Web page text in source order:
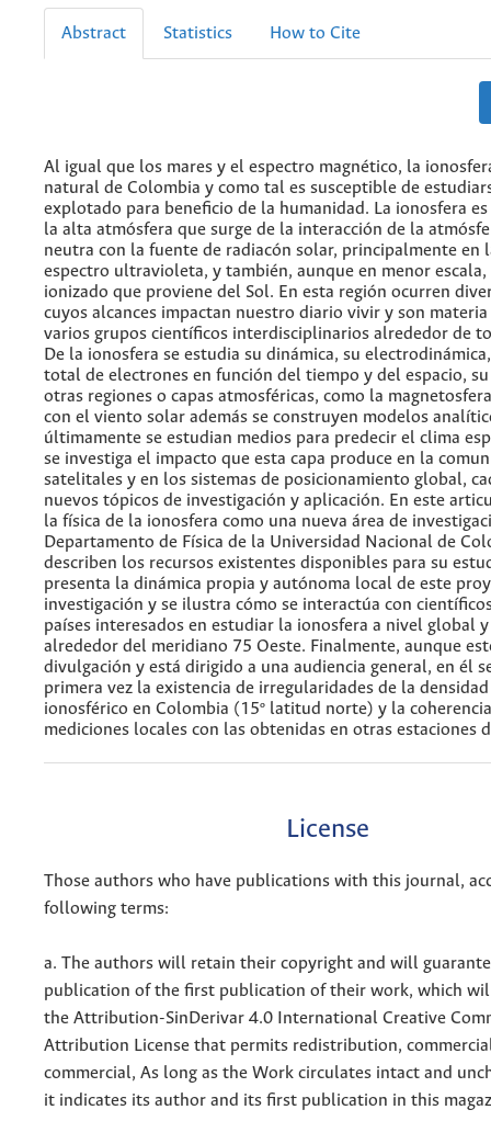
Abstract Statistics How to Cite
Al igual que los mares y el espectro magnético, la
natural de Colombia y como tal es susceptible de
explotado para beneficio de la humanidad. La ionosfera
la alta atmósfera que surge de la interacción de la
neutra con la fuente de radiacón solar, principalmente en
espectro ultravioleta, y también, aunque en menor
ionizado que proviene del Sol. En esta región ocurren
cuyos alcances impactan nuestro diario vivir y son
varios grupos científicos interdisciplinarios alrededor de
De la ionosfera se estudia su dinámica, su
total de electrones en función del tiempo y del espacio,
otras regiones o capas atmosféricas, como la
con el viento solar además se construyen modelos
últimamente se estudian medios para predecir el clima
se investiga el impacto que esta capa produce en la
satelitales y en los sistemas de posicionamiento global,
nuevos tópicos de investigación y aplicación. En este
la física de la ionosfera como una nueva área de
Departamento de Física de la Universidad Nacional de
describen los recursos existentes disponibles para su
presenta la dinámica propia y autónoma local de este
investigación y se ilustra cómo se interactúa con
países interesados en estudiar la ionosfera a nivel global
alrededor del meridiano 75 Oeste. Finalmente, aunque
divulgación y está dirigido a una audiencia general, en él
primera vez la existencia de irregularidades de la
ionosférico en Colombia (15º latitud norte) y la
mediciones locales con las obtenidas en otras estaciones
License
Those authors who have publications with this journal,
following terms:
a. The authors will retain their copyright and will
publication of the first publication of their work, which
the Attribution-SinDerivar 4.0 International Creative
Attribution License that permits redistribution,
commercial, As long as the Work circulates intact and
it indicates its author and its first publication in this